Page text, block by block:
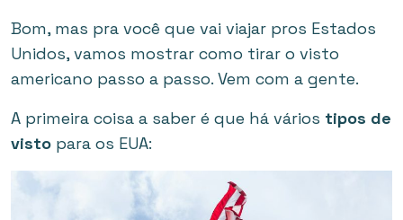
Bom, mas pra você que vai viajar pros Estados
Unidos, vamos mostrar como tirar o visto
americano passo a passo. Vem com a gente.
A primeira coisa a saber é que há vários tipos de
visto para os EUA: